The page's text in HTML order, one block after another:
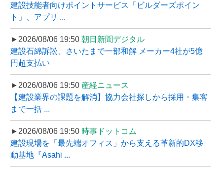
建設技能者向けポイントサービス「ビルダーズポイン
ト」、アプリ ...
►2026/08/06 19:50 朝日新聞デジタル
建設石綿訴訟、さいたまで一部和解 メーカー4社が5億
円超支払い
►2026/08/06 19:50 産経ニュース
【建設業界の課題を解消】協力会社探しから採用・集客
まで一括 ...
►2026/08/06 19:50 時事ドットコム
建設現場を「最先端オフィス」から支える革新的DX移
動基地『Asahi ...